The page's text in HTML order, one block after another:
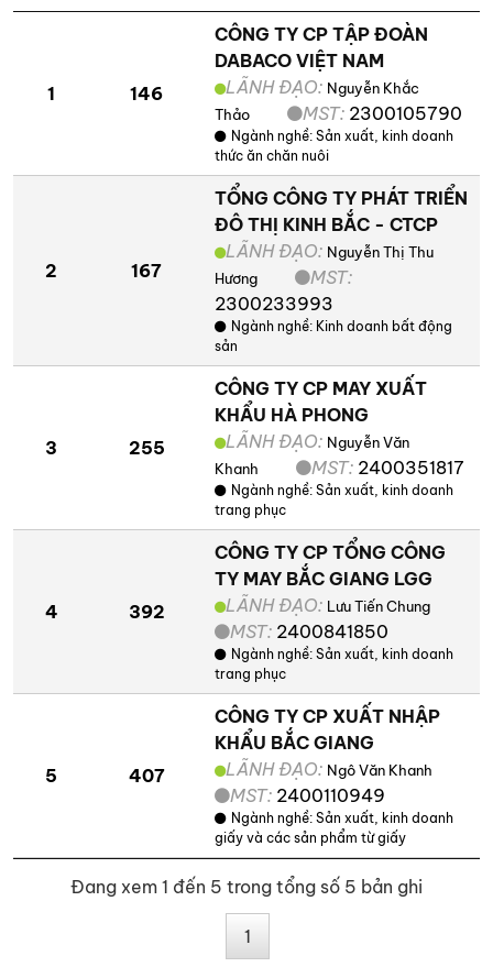
1 146
CÔNG TY CP TẬP ĐOÀN
DABACO VIỆT NAM
LÃNH ĐẠO: Nguyễn Khắc
Thảo
MST: 2300105790
Ngành nghề: Sản xuất, kinh doanh
thức ăn chăn nuôi
2 167
TỔNG CÔNG TY PHÁT TRIỂN
ĐÔ THỊ KINH BẮC - CTCP
LÃNH ĐẠO: Nguyễn Thị Thu
Hương
MST:
2300233993
Ngành nghề: Kinh doanh bất động
sản
3 255
CÔNG TY CP MAY XUẤT
KHẨU HÀ PHONG
LÃNH ĐẠO: Nguyễn Văn
Khanh
MST: 2400351817
Ngành nghề: Sản xuất, kinh doanh
trang phục
4 392
CÔNG TY CP TỔNG CÔNG
TY MAY BẮC GIANG LGG
LÃNH ĐẠO: Lưu Tiến Chung
MST: 2400841850
Ngành nghề: Sản xuất, kinh doanh
trang phục
5 407
CÔNG TY CP XUẤT NHẬP
KHẨU BẮC GIANG
LÃNH ĐẠO: Ngô Văn Khanh
MST: 2400110949
Ngành nghề: Sản xuất, kinh doanh
giấy và các sản phẩm từ giấy
Đang xem 1 đến 5 trong tổng số 5 bản ghi
1